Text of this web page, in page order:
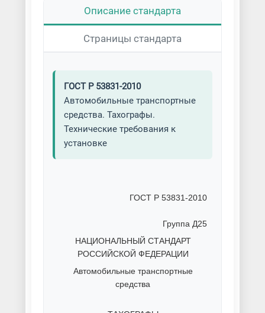
Описание стандарта
Страницы стандарта
ГОСТ Р 53831-2010
Автомобильные транспортные
средства. Тахографы.
Технические требования к
установке